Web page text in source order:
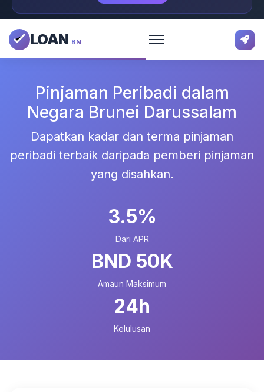
LOAN BN
Pinjaman Peribadi dalam
Negara Brunei Darussalam
Dapatkan kadar dan terma pinjaman
peribadi terbaik daripada pemberi pinjaman
yang disahkan.
3.5%
Dari APR
BND 50K
Amaun Maksimum
24h
Kelulusan